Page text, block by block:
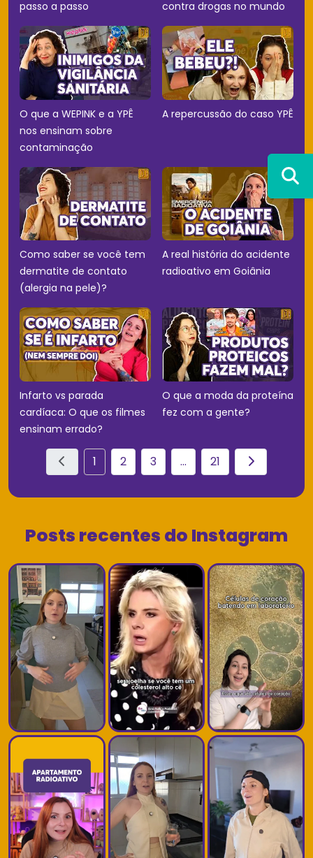
passo a passo contra drogas no mundo
O que a WEPINK e a YPÊ
nos ensinam sobre
contaminação
A repercussão do caso YPÊ
Como saber se você tem
dermatite de contato
(alergia na pele)?
A real história do acidente
radioativo em Goiânia
Infarto vs parada
cardíaca: O que os filmes
ensinam errado?
O que a moda da proteína
fez com a gente?
1 2 3 ... 21
Posts recentes do Instagram